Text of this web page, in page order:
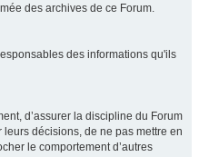
des archives de ce Forum.
des informations qu'ils
d’assurer la discipline du Forum
décisions, de ne pas mettre en
le comportement d’autres